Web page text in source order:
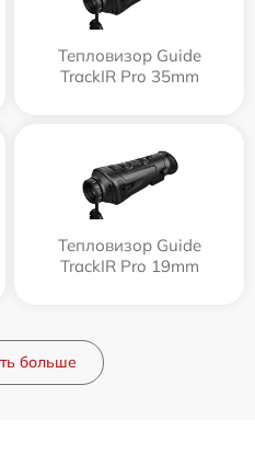
Тепловизор Guide
TrackIR Pro 35mm
Тепловизор Guide
TrackIR Pro 19mm
больше